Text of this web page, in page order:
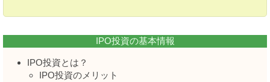
IPO投資の基本情報
IPO投資とは？
IPO投資のメリット